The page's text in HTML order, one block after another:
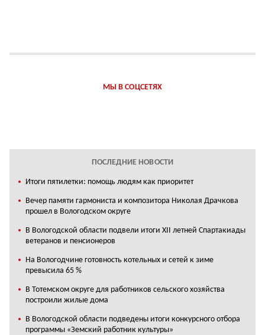
МЫ В СОЦСЕТЯХ
ПОСЛЕДНИЕ НОВОСТИ
Итоги пятилетки: помощь людям как приоритет
Вечер памяти гармониста и композитора Николая Драчкова
прошел в Вологодском округе
В Вологодской области подвели итоги XII летней Спартакиады
ветеранов и пенсионеров
На Вологодчине готовность котельных и сетей к зиме
превысила 65 %
В Тотемском округе для работников сельского хозяйства
построили жилые дома
В Вологодской области подведены итоги конкурсного отбора
программы «Земский работник культуры»